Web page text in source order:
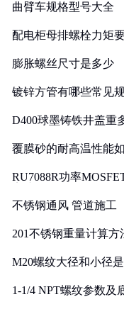
曲臂车规格型号大全
配电柜母排螺栓力矩
膨胀螺丝尺寸是多少
镀锌方管有哪些常见
D400球墨铸铁井盖重
覆膜砂的耐高温性能
RU7088R功率
不锈钢通风 管道施工
201不锈钢重量计算方
M20螺纹大径和小径
1-1/4 NPT螺纹参数及